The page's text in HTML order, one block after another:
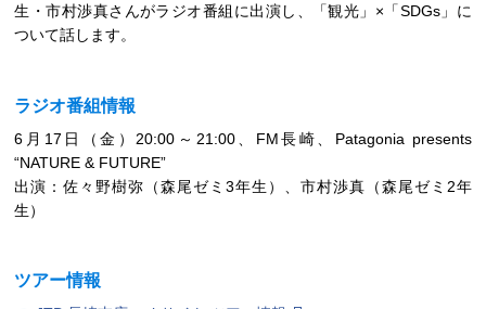
生・市村渉真さんがラジオ番組に出演し、「観光」×「SDGs」に
ついて話します。
ラジオ番組情報
6月17日（金）20:00～21:00、FM長崎、Patagonia presents
“NATURE & FUTURE”
出演：佐々野樹弥（森尾ゼミ3年生）、市村渉真（森尾ゼミ2年
生）
ツアー情報